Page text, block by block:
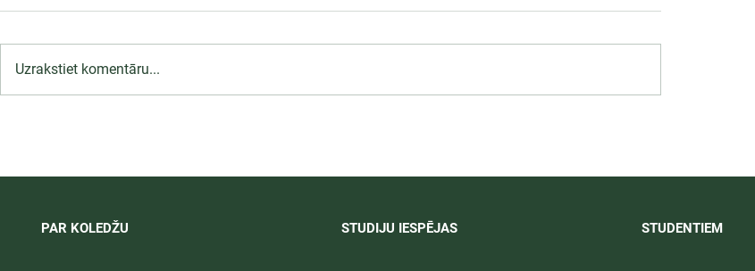
Uzrakstiet komentāru...
PAR KOLEDŽU STUDIJU IESPĒJAS STUDENTIEM​